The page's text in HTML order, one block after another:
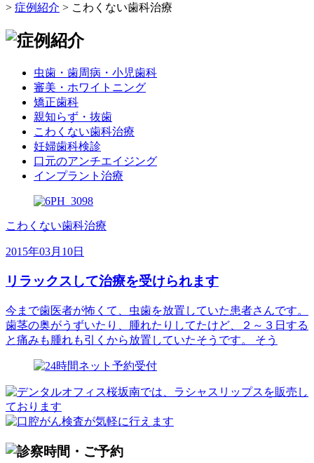
> 症例紹介 > こわくない歯科治療
虫歯・歯周病・小児歯科
審美・ホワイトニング
矯正歯科
親知らず・抜歯
こわくない歯科治療
妊婦歯科検診
口元のアンチエイジング
インプラント治療
こわくない歯科治療
2015年03月10日
リラックスして治療を受けられます
今まで歯医者が怖くて、虫歯を放置していた患者さんです。
歯茎の奥がうずいたり、腫れたりしてたけど、２～３日する
と痛みも腫れも引くから放置していたそうです。 そう